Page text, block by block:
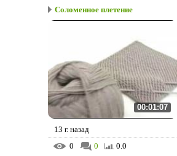
Соломенное плетение
00:01:07
13 г. назад
0
0 0.0